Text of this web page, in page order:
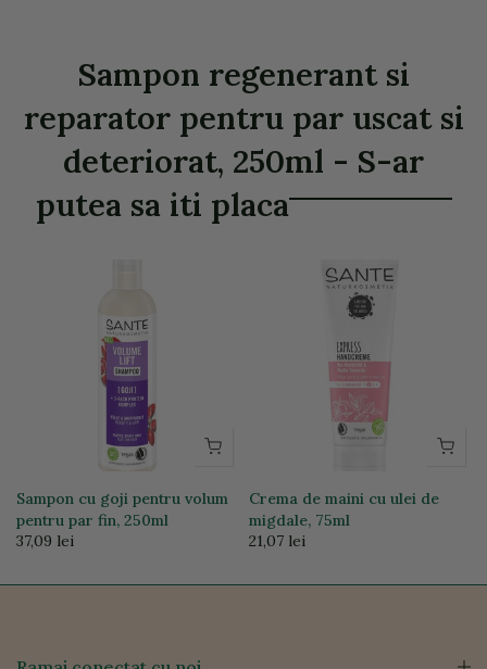
Sampon regenerant si
reparator pentru par uscat si
deteriorat, 250ml - S-ar
putea sa iti placa
Sampon cu goji pentru volum
pentru par fin, 250ml
37,09 lei
Crema de maini cu ulei de
migdale, 75ml
21,07 lei